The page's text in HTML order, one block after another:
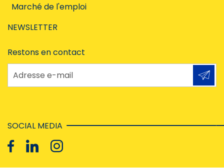
Marché de l'emploi
NEWSLETTER
Restons en contact
Adresse e-mail
SOCIAL MEDIA